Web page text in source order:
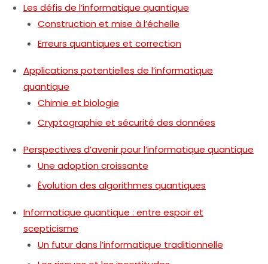
Les défis de l’informatique quantique
Construction et mise à l’échelle
Erreurs quantiques et correction
Applications potentielles de l’informatique
quantique
Chimie et biologie
Cryptographie et sécurité des données
Perspectives d’avenir pour l’informatique quantique
Une adoption croissante
Évolution des algorithmes quantiques
Informatique quantique : entre espoir et
scepticisme
Un futur dans l’informatique traditionnelle